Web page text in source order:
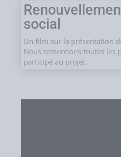
social
Un film sur la présentation
Nous remercions toutes les
participé au projet.